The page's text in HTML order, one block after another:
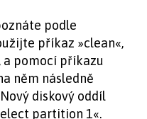
podle
příkaz »clean«,
pomocí příkazu
něm následně
diskový oddíl
partition 1«.